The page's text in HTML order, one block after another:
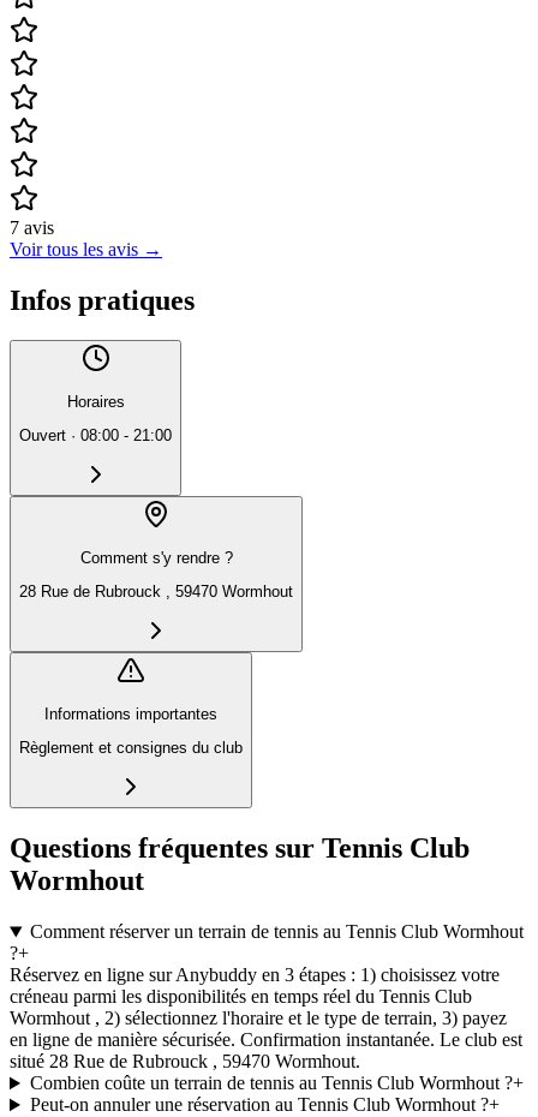
7 avis
Voir tous les avis →
Infos pratiques
Horaires
Ouvert · 08:00 - 21:00
Comment s'y rendre ?
28 Rue de Rubrouck , 59470 Wormhout
Informations importantes
Règlement et consignes du club
Questions fréquentes sur Tennis Club
Wormhout
Comment réserver un terrain de tennis au Tennis Club Wormhout
?+
Réservez en ligne sur Anybuddy en 3 étapes : 1) choisissez votre
créneau parmi les disponibilités en temps réel du Tennis Club
Wormhout , 2) sélectionnez l'horaire et le type de terrain, 3) payez
en ligne de manière sécurisée. Confirmation instantanée. Le club est
situé 28 Rue de Rubrouck , 59470 Wormhout.
Combien coûte un terrain de tennis au Tennis Club Wormhout ?+
Peut-on annuler une réservation au Tennis Club Wormhout ?+